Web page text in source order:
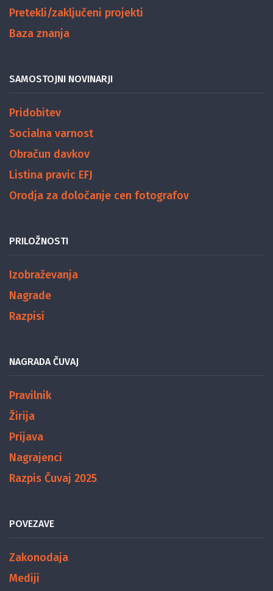
Pretekli/zaključeni projekti
Baza znanja
SAMOSTOJNI NOVINARJI
Pridobitev
Socialna varnost
Obračun davkov
Listina pravic EFJ
Orodja za določanje cen fotografov
PRILOŽNOSTI
Izobraževanja
Nagrade
Razpisi
NAGRADA ČUVAJ
Pravilnik
Žirija
Prijava
Nagrajenci
Razpis Čuvaj 2025
POVEZAVE
Zakonodaja
Mediji